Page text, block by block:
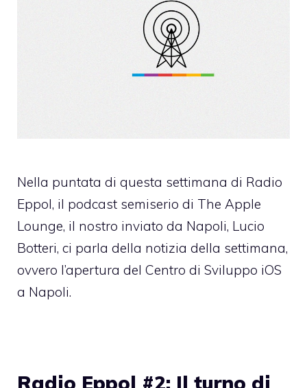
Nella puntata di questa settimana di Radio
Eppol, il podcast semiserio di The Apple
Lounge, il nostro inviato da Napoli, Lucio
Botteri, ci parla della notizia della settimana,
ovvero l’apertura del Centro di Sviluppo iOS
a Napoli.
Radio Eppol #2: Il turno di